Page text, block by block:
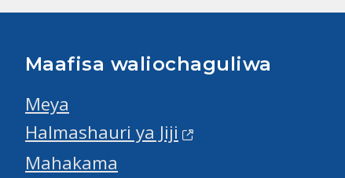
Maafisa waliochaguliwa
Meya
Halmashauri ya Jiji
Mahakama